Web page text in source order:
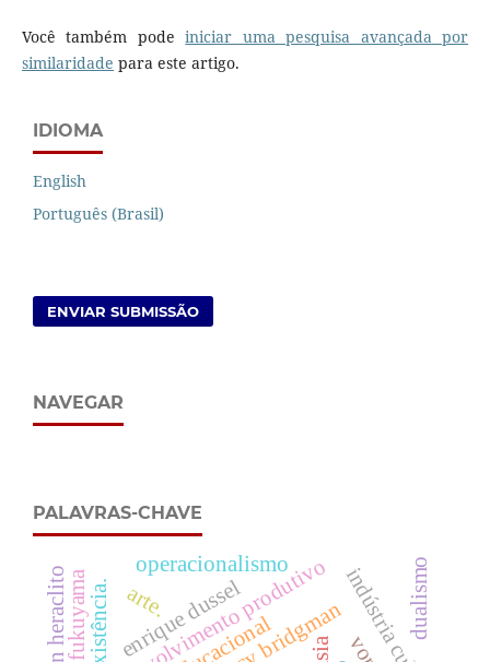
Você também podeiniciar uma pesquisa avançada por
similaridade para este artigo.
IDIOMA
English
Português (Brasil)
ENVIAR SUBMISSÃO
NAVEGAR
PALAVRAS-CHAVE
desenvolvimento produtivo
operacionalismo
enrique dussel
arte.
existência. dualismo